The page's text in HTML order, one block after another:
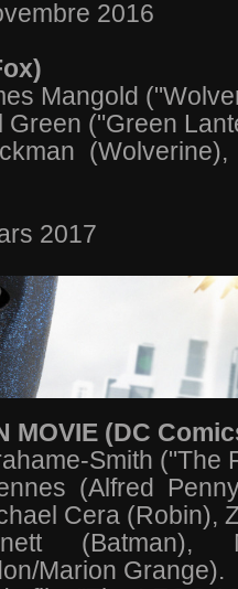
2016
Mangold
Green ("Green
2017
MOVIE (DC
Smith ("The
(Alfred
Cera (Robin),
(Batman),
Marion Grange).